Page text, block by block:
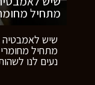
מתחיל
שיש לאמבטיה
מתחיל מחומרי
נעים לנו